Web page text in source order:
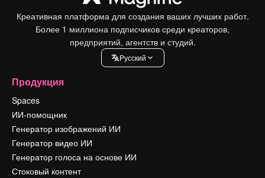
Креативная платформа для создания ваших лучших работ.
Более 1 миллиона подписчиков среди креаторов,
предприятий, агентств и студий.
Pусский
Продукция
Spaces
ИИ-помощник
Генератор изображений ИИ
Генератор видео ИИ
Генератор голоса на основе ИИ
Стоковый контент